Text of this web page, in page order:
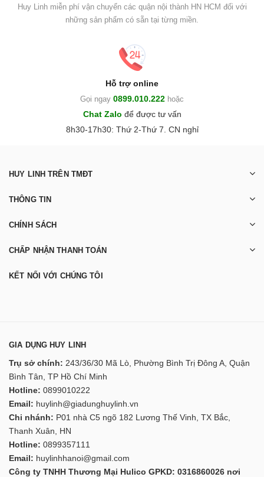
Huy Linh miễn phí vận chuyển các quận nội thành HN HCM đối với
những sản phẩm có sẵn tại từng miền.
Hỗ trợ online
Gọi ngay 0899.010.222 hoặc
Chat Zalo để được tư vấn
8h30-17h30: Thứ 2-Thứ 7. CN nghỉ
HUY LINH TRÊN TMĐT
THÔNG TIN
CHÍNH SÁCH
CHẤP NHẬN THANH TOÁN
KẾT NỐI VỚI CHÚNG TÔI
GIA DỤNG HUY LINH
Trụ sở chính: 243/36/30 Mã Lò, Phường Bình Trị Đông A, Quận
Bình Tân, TP Hồ Chí Minh
Hotline: 0899010222
Email: huylinh@giadunghuylinh.vn
Chi nhánh: P01 nhà C5 ngõ 182 Lương Thế Vinh, TX Bắc,
Thanh Xuân, HN
Hotline: 0899357111
Email: huylinhhanoi@gmail.com
Công ty TNHH Thương Mại Hulico GPKD: 0316860026 nơi